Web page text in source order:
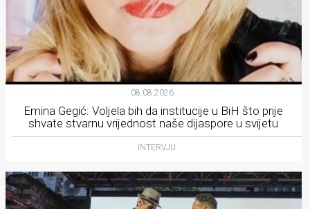
08.08.2026.
Emina Gegić: Voljela bih da institucije u BiH što prije
shvate stvarnu vrijednost naše dijaspore u svijetu
INTERVJU